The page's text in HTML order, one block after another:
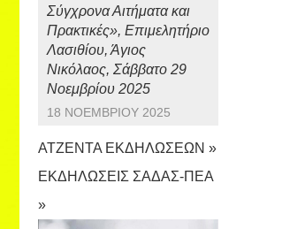
Σύγχρονα Αιτήματα και
Πρακτικές», Επιμελητήριο
Λασιθίου, Άγιος
Νικόλαος, Σάββατο 29
Νοεμβρίου 2025
18 ΝΟΕΜΒΡΊΟΥ 2025
ΑΤΖΕΝΤΑ ΕΚΔΗΛΩΣΕΩΝ »
ΕΚΔΗΛΩΣΕΙΣ ΣΑΔΑΣ-ΠΕΑ
»